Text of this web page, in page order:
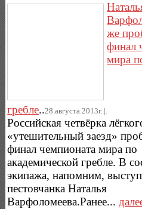
же
финал
мира
гребле..28.августа.2013г..|.
Российская четвёрка
«утешительный заезд»
финал чемпионата мира по
академической гребле. В
экипажа, напомним,
пестовчанка Наталья
Варфоломеева.Ранее...